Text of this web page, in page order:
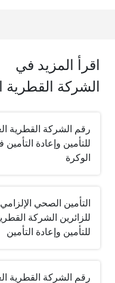
اقرأ المزيد في
الشركة القطرية
رقم الشركة القطرية
للتأمين وإعادة التأمين
الوكرة
التأمين الصحي الإلزامي
للزائرين الشركة
للتأمين وإعادة التأمين
رقم الشركة القطرية